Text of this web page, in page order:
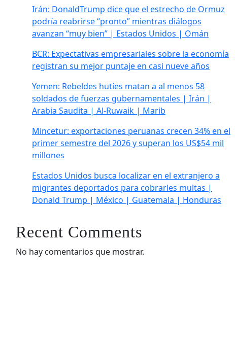
Irán: DonaldTrump dice que el estrecho de Ormuz
podría reabrirse “pronto” mientras diálogos
avanzan “muy bien” | Estados Unidos | Omán
BCR: Expectativas empresariales sobre la economía
registran su mejor puntaje en casi nueve años
Yemen: Rebeldes hutíes matan a al menos 58
soldados de fuerzas gubernamentales | Irán |
Arabia Saudita | Al-Ruwaik | Marib
Mincetur: exportaciones peruanas crecen 34% en el
primer semestre del 2026 y superan los US$54 mil
millones
Estados Unidos busca localizar en el extranjero a
migrantes deportados para cobrarles multas |
Donald Trump | México | Guatemala | Honduras
Recent Comments
No hay comentarios que mostrar.